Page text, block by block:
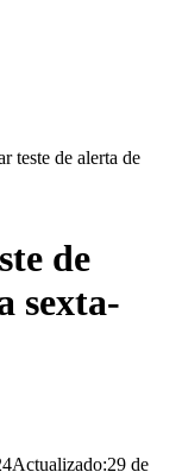
teste de alerta de
de
sexta-
Actualizado:29 de